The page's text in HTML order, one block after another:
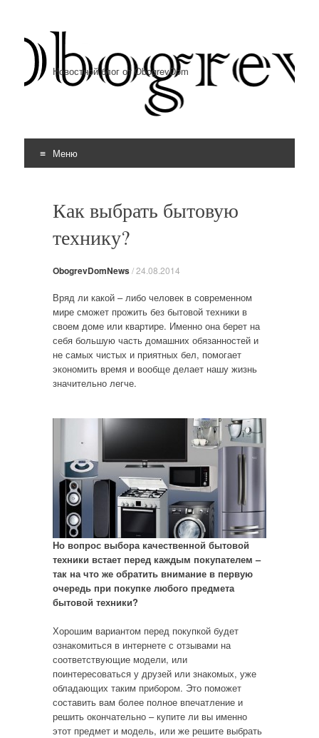
Новостной блог от ObogrevDom
Меню
Как выбрать бытовую
технику?
ObogrevDomNews/24.08.2014
Вряд ли какой – либо человек в современном
мире сможет прожить без бытовой техники в
своем доме или квартире. Именно она берет на
себя большую часть домашних обязанностей и
не самых чистых и приятных бел, помогает
экономить время и вообще делает нашу жизнь
значительно легче.
Но вопрос выбора качественной бытовой
техники встает перед каждым покупателем –
так на что же обратить внимание в первую
очередь при покупке любого предмета
бытовой техники?
Хорошим вариантом перед покупкой будет
ознакомиться в интернете с отзывами на
соответствующие модели, или
поинтересоваться у друзей или знакомых, уже
обладающих таким прибором. Это поможет
составить вам более полное впечатление и
решить окончательно – купите ли вы именно
этот предмет и модель, или же решите выбрать